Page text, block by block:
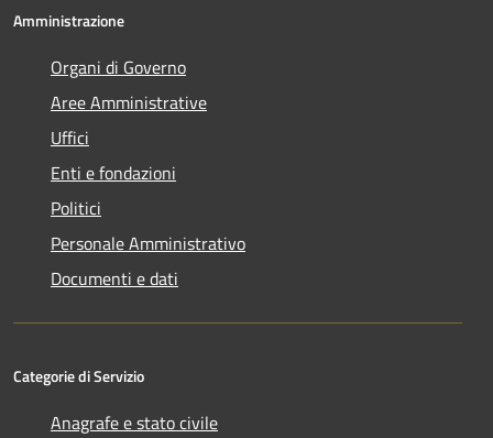
Amministrazione
Organi di Governo
Aree Amministrative
Uffici
Enti e fondazioni
Politici
Personale Amministrativo
Documenti e dati
Categorie di Servizio
Anagrafe e stato civile